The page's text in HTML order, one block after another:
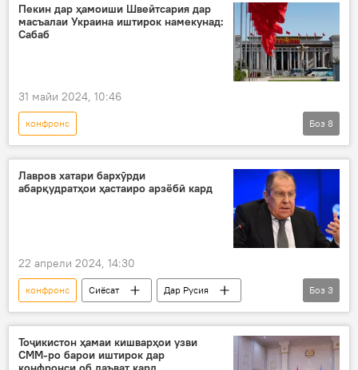
Пекин дар ҳамоиши Швейтсария дар
масъалаи Украина иштирок намекунад:
Сабаб
31 майи 2024, 10:46
конфронс
Амалиёти вижаи Русия барои ҳимояи Донбасс: охирин хабарҳо
Пекин
вижа
иштирок
Швейтсария
Боз 8
Лавров хатари бархӯрди
абарқудратҳои ҳастаиро арзёбӣ кард
22 апрели 2024, 14:30
конфронс Сиёсат
Дар Русия
Сергей Лавров
Амният ва мудофиа
ҳастаӣ
Боз 3
Тоҷикистон ҳамаи кишварҳои узви
СММ-ро барои иштирок дар